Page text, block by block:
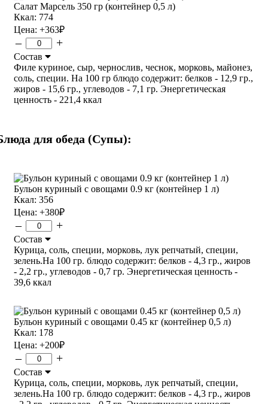
Салат Марсель 350 гр (контейнер 0,5 л)
Ккал: 774
Цена: +363₽
– +
Состав
Филе куриное, сыр, чернослив, чеснок, морковь, майонез,
соль, специи. На 100 гр блюдо содержит: белков - 12,9 гр.,
жиров - 15,6 гр., углеводов - 7,1 гр. Энергетическая
ценность - 221,4 ккал
для обеда (Супы):
Бульон куриный с овощами 0.9 кг (контейнер 1 л)
Ккал: 356
Цена: +380₽
– +
Состав
Курица, соль, специи, морковь, лук репчатый, специи,
зелень.На 100 гр. блюдо содержит: белков - 4,3 гр., жиров
- 2,2 гр., углеводов - 0,7 гр. Энергетическая ценность -
39,6 ккал
Бульон куриный с овощами 0.45 кг (контейнер 0,5 л)
Ккал: 178
Цена: +200₽
– +
Состав
Курица, соль, специи, морковь, лук репчатый, специи,
зелень.На 100 гр. блюдо содержит: белков - 4,3 гр., жиров